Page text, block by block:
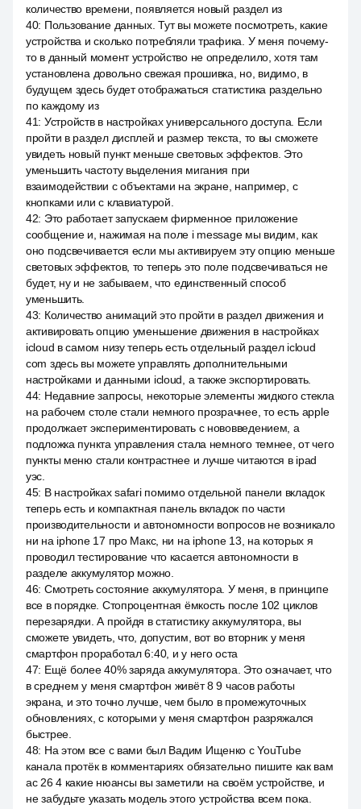
количество времени, появляется новый раздел из
40: Пользование данных. Тут вы можете посмотреть, какие
устройства и сколько потребляли трафика. У меня почему-
то в данный момент устройство не определило, хотя там
установлена довольно свежая прошивка, но, видимо, в
будущем здесь будет отображаться статистика раздельно
по каждому из
41: Устройств в настройках универсального доступа. Если
пройти в раздел дисплей и размер текста, то вы сможете
увидеть новый пункт меньше световых эффектов. Это
уменьшить частоту выделения мигания при
взаимодействии с объектами на экране, например, с
кнопками или с клавиатурой.
42: Это работает запускаем фирменное приложение
сообщение и, нажимая на поле i message мы видим, как
оно подсвечивается если мы активируем эту опцию меньше
световых эффектов, то теперь это поле подсвечиваться не
будет, ну и не забываем, что единственный способ
уменьшить.
43: Количество анимаций это пройти в раздел движения и
активировать опцию уменьшение движения в настройках
icloud в самом низу теперь есть отдельный раздел icloud
com здесь вы можете управлять дополнительными
настройками и данными icloud, а также экспортировать.
44: Недавние запросы, некоторые элементы жидкого стекла
на рабочем столе стали немного прозрачнее, то есть apple
продолжает экспериментировать с нововведением, а
подложка пункта управления стала немного темнее, от чего
пункты меню стали контрастнее и лучше читаются в ipad
уэс.
45: В настройках safari помимо отдельной панели вкладок
теперь есть и компактная панель вкладок по части
производительности и автономности вопросов не возникало
ни на iphone 17 про Макс, ни на iphone 13, на которых я
проводил тестирование что касается автономности в
разделе аккумулятор можно.
46: Смотреть состояние аккумулятора. У меня, в принципе
все в порядке. Стопроцентная ёмкость после 102 циклов
перезарядки. А пройдя в статистику аккумулятора, вы
сможете увидеть, что, допустим, вот во вторник у меня
смартфон проработал 6:40, и у него оста
47: Ещё более 40% заряда аккумулятора. Это означает, что
в среднем у меня смартфон живёт 8 9 часов работы
экрана, и это точно лучше, чем было в промежуточных
обновлениях, с которыми у меня смартфон разряжался
быстрее.
48: На этом все с вами был Вадим Ищенко с YouTube
канала протёк в комментариях обязательно пишите как вам
ас 26 4 какие нюансы вы заметили на своём устройстве, и
не забудьте указать модель этого устройства всем пока.